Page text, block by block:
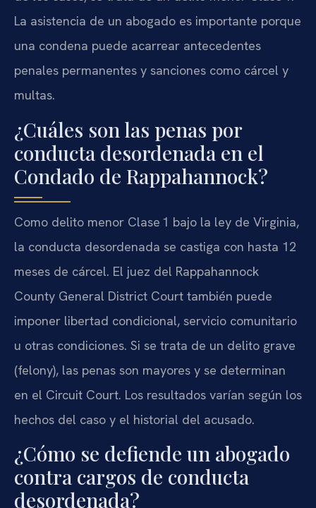
La asistencia de un abogado es importante porque
una condena puede acarrear antecedentes
penales permanentes y sanciones como cárcel y
multas.
¿Cuáles son las penas por
conducta desordenada en el
Condado de Rappahannock?
Como delito menor Clase 1 bajo la ley de Virginia,
la conducta desordenada se castiga con hasta 12
meses de cárcel. El juez del Rappahannock
County General District Court también puede
imponer libertad condicional, servicio comunitario
u otras condiciones. Si se trata de un delito grave
(felony), las penas son mayores y se determinan
en el Circuit Court. Los resultados varían según los
hechos del caso y el historial del acusado.
¿Cómo se defiende un abogado
contra cargos de conducta
desordenada?